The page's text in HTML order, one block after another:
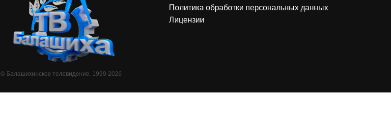
© Балашихинское телевидение. 1999-2026
Лицензии
Политика обработки персональных данных